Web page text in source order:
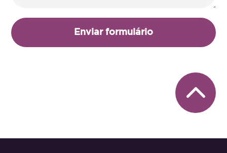
Enviar formulário